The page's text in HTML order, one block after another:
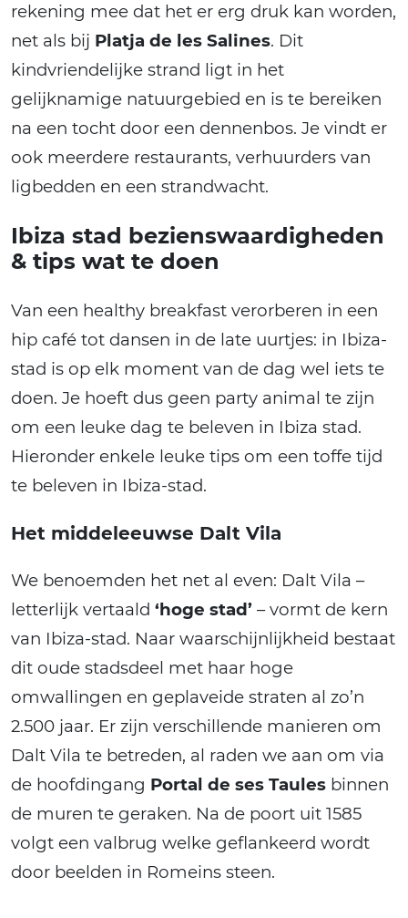
rekening mee dat het er erg druk kan worden,
net als bij Platja de les Salines. Dit
kindvriendelijke strand ligt in het
gelijknamige natuurgebied en is te bereiken
na een tocht door een dennenbos. Je vindt er
ook meerdere restaurants, verhuurders van
ligbedden en een strandwacht.
Ibiza stad bezienswaardigheden
& tips wat te doen
Van een healthy breakfast verorberen in een
hip café tot dansen in de late uurtjes: in Ibiza-
stad is op elk moment van de dag wel iets te
doen. Je hoeft dus geen party animal te zijn
om een leuke dag te beleven in Ibiza stad.
Hieronder enkele leuke tips om een toffe tijd
te beleven in Ibiza-stad.
Het middeleeuwse Dalt Vila
We benoemden het net al even: Dalt Vila –
letterlijk vertaald ‘hoge stad’ – vormt de kern
van Ibiza-stad. Naar waarschijnlijkheid bestaat
dit oude stadsdeel met haar hoge
omwallingen en geplaveide straten al zo’n
2.500 jaar. Er zijn verschillende manieren om
Dalt Vila te betreden, al raden we aan om via
de hoofdingang Portal de ses Taules binnen
de muren te geraken. Na de poort uit 1585
volgt een valbrug welke geflankeerd wordt
door beelden in Romeins steen.